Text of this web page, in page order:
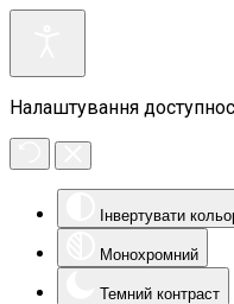
Налаштування
Інвертувати
Монохромний
Темний контраст